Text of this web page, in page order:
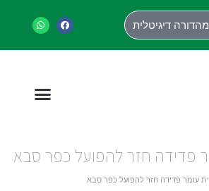
דיגיטלית
פדידה חזר להפועל כפר סבא
עומר פדידה חזר להפועל כפר סבא